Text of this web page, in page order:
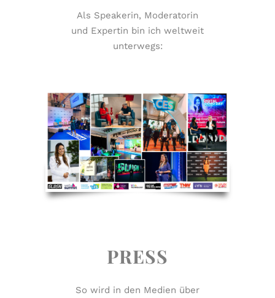
Als Speakerin, Moderatorin
und Expertin bin ich weltweit
unterwegs:
PRESS
So wird in den Medien über